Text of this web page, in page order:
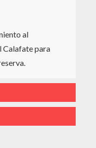
al
Calafate para